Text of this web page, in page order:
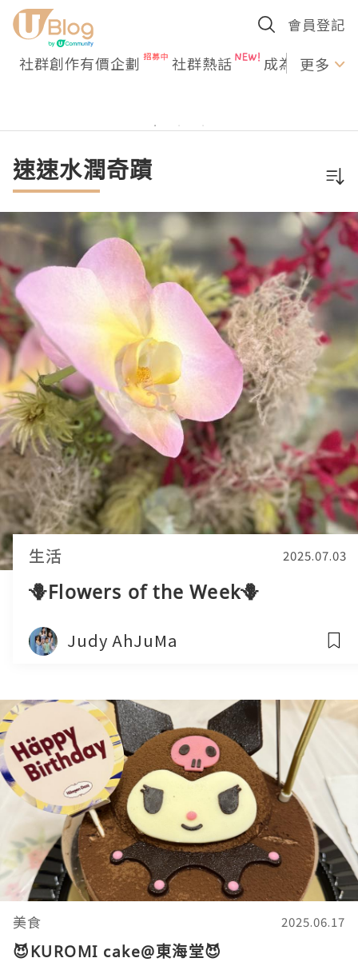
會員登記
社群創作有價企劃 社群熱話 成為U更多
速速水潤奇蹟
生活 2025.07.03
🪻Flowers of the Week🪻
Judy AhJuMa
美食 2025.06.17
😈KUROMI cake@東海堂😈